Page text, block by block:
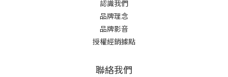
認識我們
品牌理念
品牌影音
授權經銷據點
聯絡我們